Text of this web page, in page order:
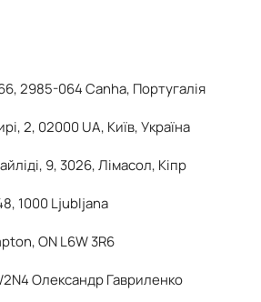
2985-064 Canha, Португалія
2, 02000 UA, Київ, Україна
9, 3026, Лімасол, Кіпр
1000 Ljubljana
ON L6W 3R6
Олександр Гавриленко